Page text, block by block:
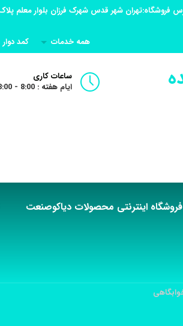
همه خدمات
کمد دوار
ساعات کاری
ایام هفته : 8:00 - 18:00
فروشگاه اینترنتی محصولات دیاکوصنعت